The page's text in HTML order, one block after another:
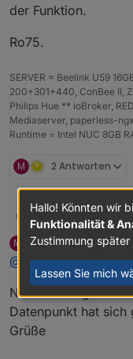
der Funktion.
Ro75.
SERVER = Beelink U59
200+301+440, ConBee II,
Philips Hue ** ioBroker,
Mediaserver, paperless-
Runtime = Intel NUC 8GB
M 2 Antworten
Ro75@ rene55
speichern und
auch nur
Zeige mal bitte
der Funktion.
Ro75.
M Maxtor62schrieb am
zuletzt
@
ro75
Noch ne Frage: wie
Datenpunkt hat
Grüße
Hallo! Könnten wir
Funktionalität &
Zustimmung
Lassen Sie mich